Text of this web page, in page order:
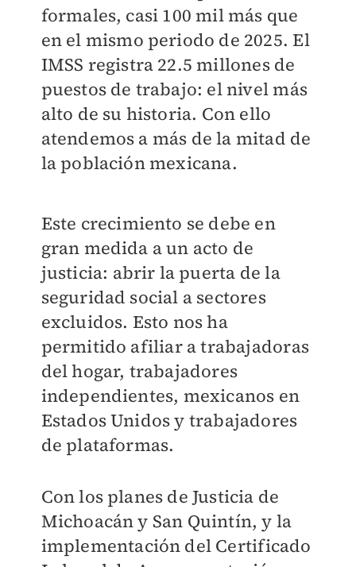
formales, casi 100 mil más que
en el mismo periodo de 2025. El
IMSS registra 22.5 millones de
puestos de trabajo: el nivel más
alto de su historia. Con ello
atendemos a más de la mitad de
la población mexicana.
Este crecimiento se debe en
gran medida a un acto de
justicia: abrir la puerta de la
seguridad social a sectores
excluidos. Esto nos ha
permitido afiliar a trabajadoras
del hogar, trabajadores
independientes, mexicanos en
Estados Unidos y trabajadores
de plataformas.
Con los planes de Justicia de
Michoacán y San Quintín, y la
implementación del Certificado